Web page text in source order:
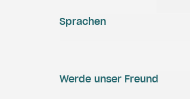
Werde unser Freund
Sprachen